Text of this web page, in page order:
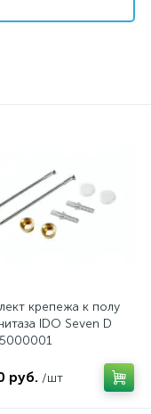
крепежа к полу
IDO Seven D
руб. /шт